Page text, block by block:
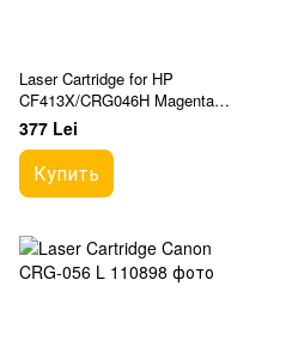
Laser Cartridge for HP
CF413X/CRG046H Magenta
Compatible KT
377 Lei
Купить